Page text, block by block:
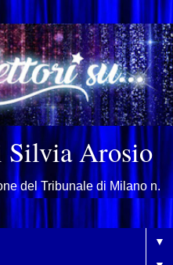
Arosio
del Tribunale di Milano n.
▼